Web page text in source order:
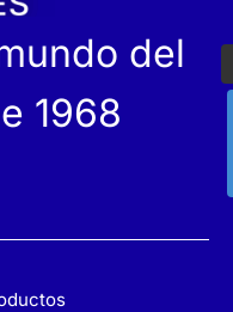
del
1968